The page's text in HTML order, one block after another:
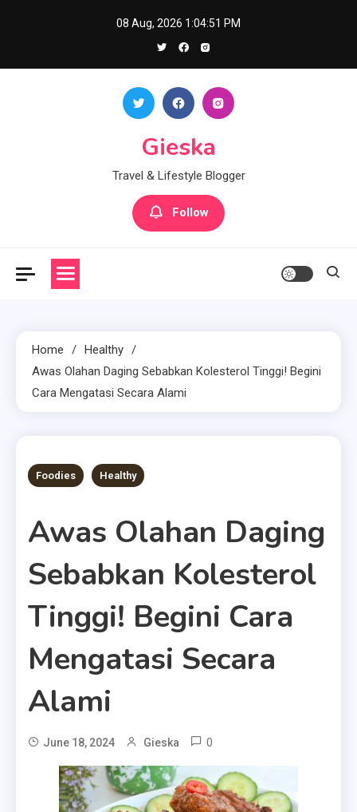
08 Aug, 2026 1:04:52 PM
Gieska
Travel & Lifestyle Blogger
Follow
Home
Healthy
Awas Olahan Daging Sebabkan Kolesterol Tinggi! Begini
Cara Mengatasi Secara Alami
6 MINS READ
Foodies Healthy
Awas Olahan Daging
Sebabkan Kolesterol
Tinggi! Begini Cara
Mengatasi Secara
Alami
June 18, 2024 Gieska 0